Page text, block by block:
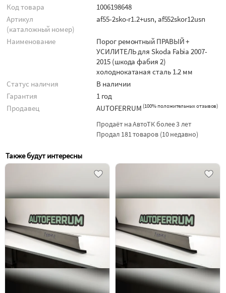
Код товара
1006198648
Артикул
(каталожный номер)
af55-2sko-r1.2+usn, af552skor12usn
Наименование
Порог ремонтный ПРАВЫЙ +
УСИЛИТЕЛЬ для Skoda Fabia 2007-
2015 (шкода фабия 2)
холоднокатаная сталь 1.2 мм
Статус наличия
В наличии
Гарантия
1 год
Продавец
AUTOFERRUM (100% положительных отзывов)
Продаёт на АвтоТК более 3 лет
Продал 181 товаров (10 недавно)
Также будут интересны